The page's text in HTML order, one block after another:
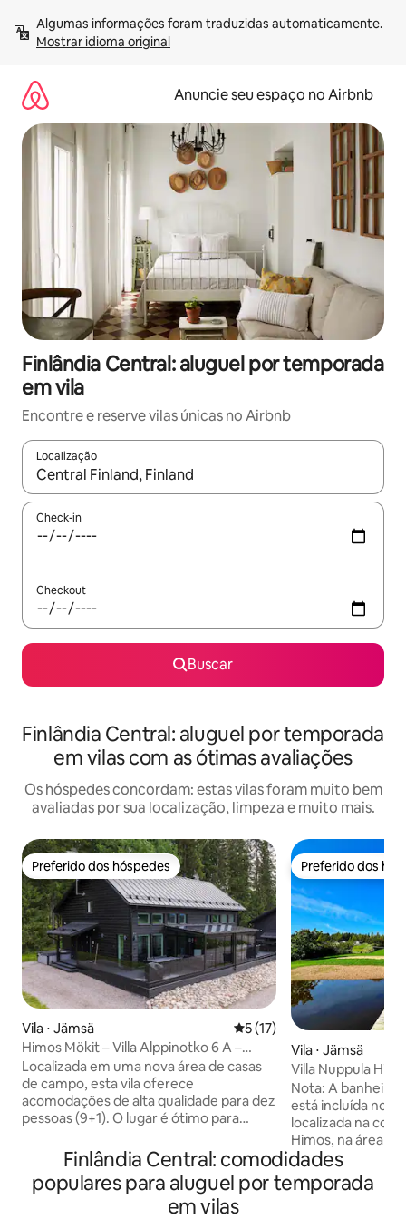
para
Mostrar idioma original
Anuncie seu espaço no Airbnb
Finlândia Central: aluguel por temporada
em vila
Encontre e reserve vilas únicas no Airbnb
Localização
Quando os resultados estiverem disponíveis, explore-os
Check-in
Checkout
Buscar
Finlândia Central: aluguel por temporada
em vilas com as ótimas avaliações
Os hóspedes concordam: estas vilas foram muito bem
avaliadas por sua localização, limpeza e muito mais.
Preferido dos hóspedes
Preferido dos hóspedes
Vila ⋅ Jämsä 5 de uma avaliação média
5 (17)
Himos Mökit – Villa Alppinotko 6 A –
Piscina externa de hidromassagem
Localizada em uma nova área de casas
de campo, esta vila oferece
acomodações de alta qualidade para dez
pessoas (9+1). O lugar é ótimo para
espaço para festas. A vila está localizada
no meio de Himo, você pode caminhar
até as pistas, o campo de golfe, a loja, a
Himos Areena, o distrito de Festari e o
Preferido dos
Preferido dos
Vila ⋅ Jämsä
Villa Nuppula
de areia privada
Nota: A banheira
está incluída no preço! A
localizada na
Himos, na área
Nuppulanranta. A
praia. Graças à
você pode ir da
Finlândia Central: comodidades
populares para aluguel por temporada
em vilas